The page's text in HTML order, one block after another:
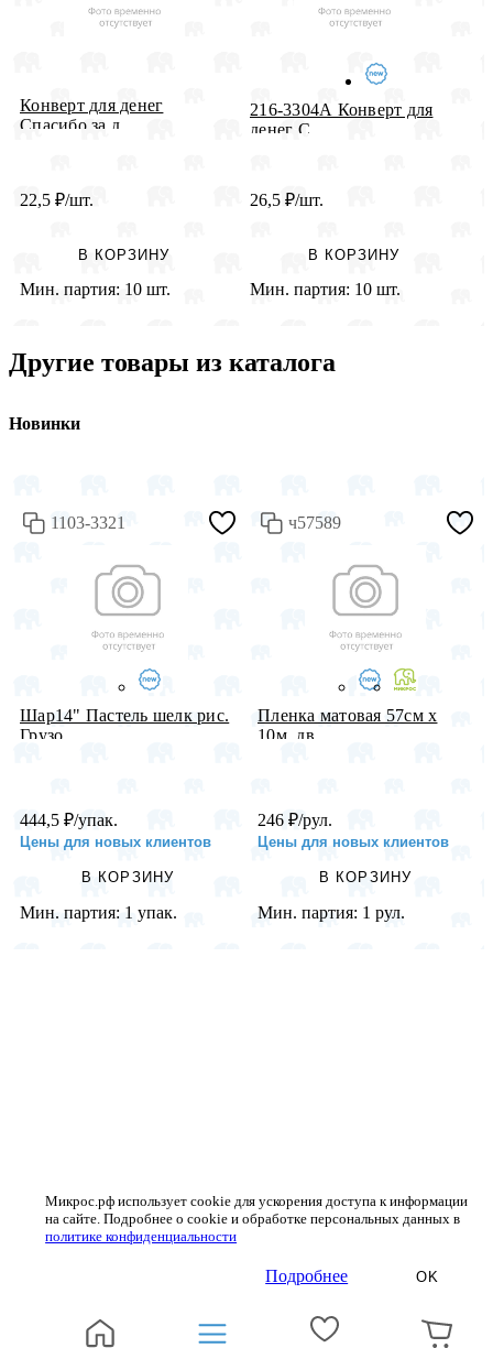
Конверт для денег
Спасибо за д...
22,5 ₽/шт.
В КОРЗИНУ
Мин. партия: 10 шт.
216-3304А Конверт для
денег С ...
26,5 ₽/шт.
В КОРЗИНУ
Мин. партия: 10 шт.
Другие товары из каталога
Новинки
1103-3321
Шар14" Пастель шелк рис.
Грузо...
444,5 ₽/упак.
Цены для новых клиентов
В КОРЗИНУ
Мин. партия: 1 упак.
ч57589
Пленка матовая 57см х
10м, дв...
246 ₽/рул.
Цены для новых клиентов
В КОРЗИНУ
Мин. партия: 1 рул.
Микрос.рф использует cookie для ускорения доступа к информации
на сайте. Подробнее о cookie и обработке персональных данных в
политике конфиденциальности
Подробнее OK